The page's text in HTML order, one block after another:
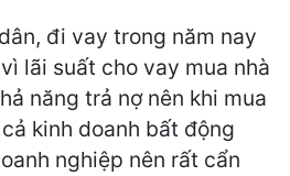
đi vay trong năm nay
lãi suất cho vay mua nhà
năng trả nợ nên khi mua
kinh doanh bất động
nghiệp nên rất cẩn